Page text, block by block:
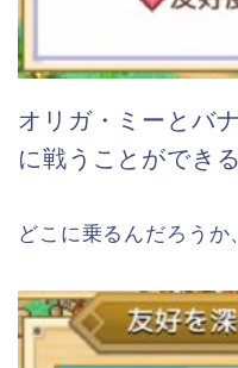
オリガ・ミーとバ
に戦うことができ
どこに乗るんだろうか